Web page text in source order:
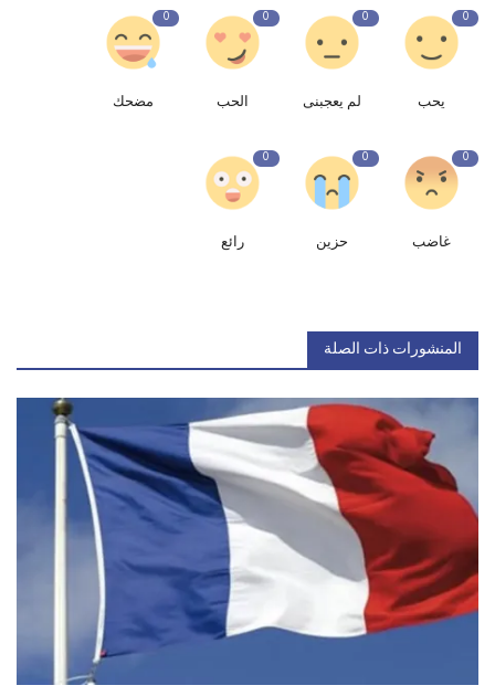
0
يحب
0
لم يعجبنى
0
الحب
0
مضحك
0
غاضب
0
حزين
0
رائع
المنشورات ذات الصلة